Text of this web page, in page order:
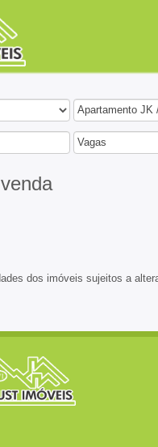
Apartamento JK
Vagas
dos imóveis sujeitos a